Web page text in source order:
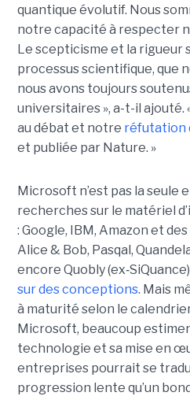
quantique évolutif. Nous
notre capacité à respecter
Le scepticisme et la rigueur
processus scientifique, que
nous avons toujours
universitaires », a-t-il ajouté.
au débat et notre réfutation
et publiée par Nature. »
Microsoft n’est pas la seule
recherches sur le matériel
: Google, IBM, Amazon et
Alice & Bob, Pasqal,
encore Quobly (ex‑SiQuance)
sur des conceptions. Mais
à maturité selon le
Microsoft, beaucoup
technologie et sa mise en
entreprises pourrait se
progression lente qu’un